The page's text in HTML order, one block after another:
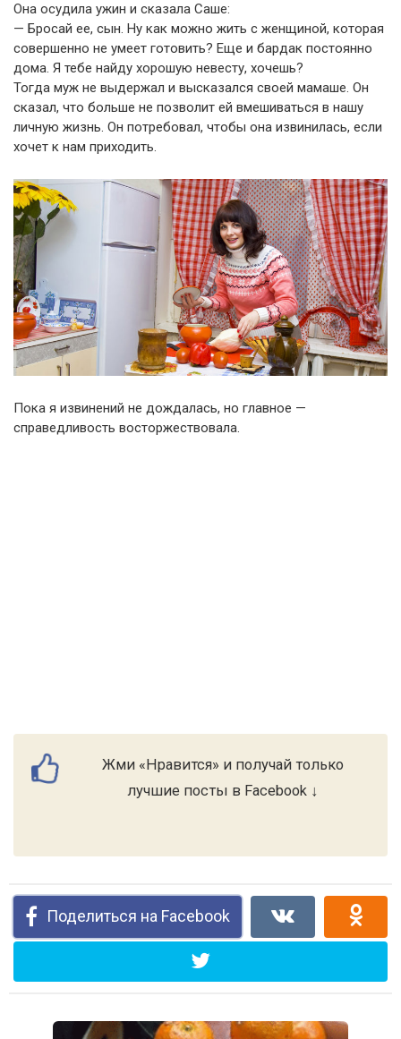
Она осудила ужин и сказала Саше:
— Бросай ее, сын. Ну как можно жить с женщиной, которая
совершенно не умеет готовить? Еще и бардак постоянно
дома. Я тебе найду хорошую невесту, хочешь?
Тогда муж не выдержал и высказался своей мамаше. Он
сказал, что больше не позволит ей вмешиваться в нашу
личную жизнь. Он потребовал, чтобы она извинилась, если
хочет к нам приходить.
Пока я извинений не дождалась, но главное —
справедливость восторжествовала.
Жми «Нравится» и получай только
лучшие посты в Facebook ↓
Поделиться на Facebook